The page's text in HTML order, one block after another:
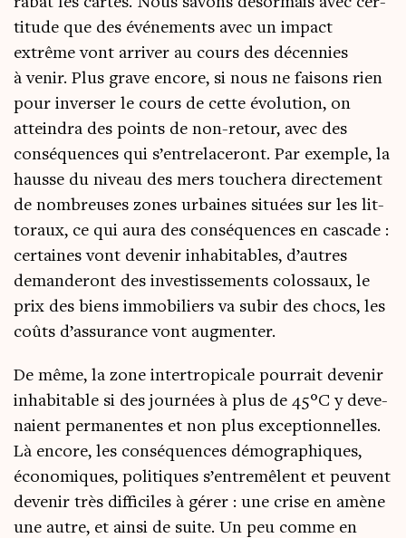
ti­tude que des évé­ne­ments avec un impact
extrême vont arri­ver au cours des décen­nies
à venir. Plus grave encore, si nous ne fai­sons rien
pour inver­ser le cours de cette évo­lu­tion, on
attein­dra des points de non-retour, avec des
consé­quences qui s’entrelaceront. Par exemple, la
hausse du niveau des mers tou­che­ra direc­te­ment
de nom­breuses zones urbaines situées sur les lit­
to­raux, ce qui aura des consé­quences en cas­cade :
cer­taines vont deve­nir inha­bi­tables, d’autres
deman­de­ront des inves­tis­se­ments colos­saux, le
prix des biens immo­bi­liers va subir des chocs, les
coûts d’assurance vont augmenter.
De même, la zone inter­tro­pi­cale pour­rait deve­nir
inha­bi­table si des jour­nées à plus de 45°C y deve­
naient per­ma­nentes et non plus excep­tion­nelles.
Là encore, les consé­quences démo­gra­phiques,
éco­no­miques, poli­tiques s’entremêlent et peuvent
deve­nir très dif­fi­ciles à gérer : une crise en amène
une autre, et ain­si de suite. Un peu comme en